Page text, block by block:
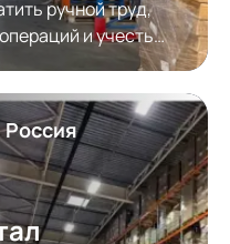
ручной труд,
и учесть
упаковке товара
Россия